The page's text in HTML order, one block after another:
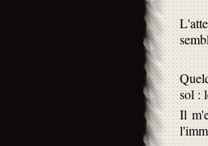
sol :
Il